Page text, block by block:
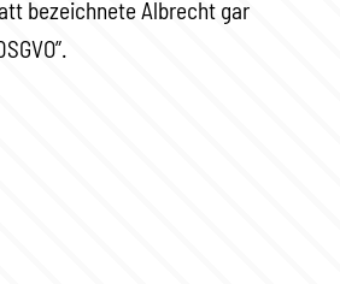
bezeichnete Albrecht gar